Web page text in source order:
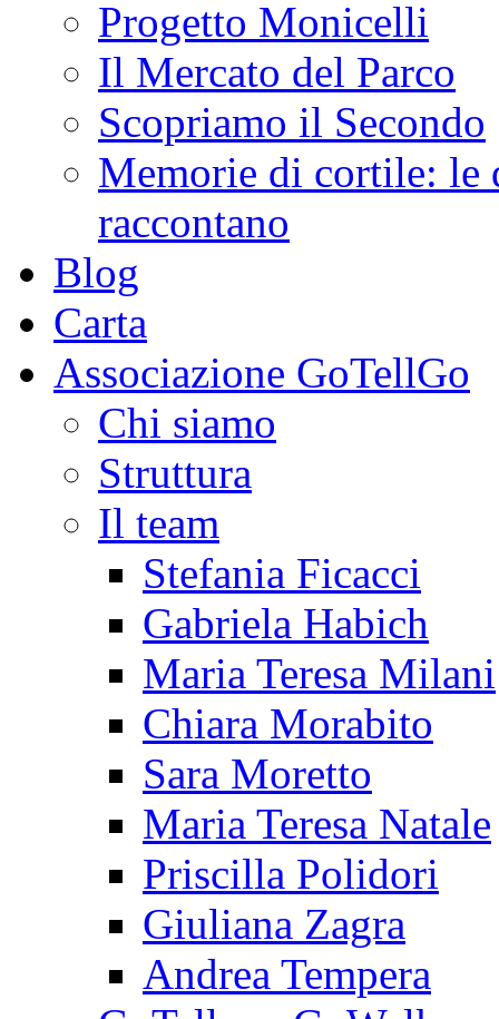
Progetto Monicelli
Il Mercato del Parco
Scopriamo il Secondo
Memorie di cortile: le
raccontano
Blog
Carta
Associazione GoTellGo
Chi siamo
Struttura
Il team
Stefania Ficacci
Gabriela Habich
Maria Teresa Milani
Chiara Morabito
Sara Moretto
Maria Teresa Natale
Priscilla Polidori
Giuliana Zagra
Andrea Tempera